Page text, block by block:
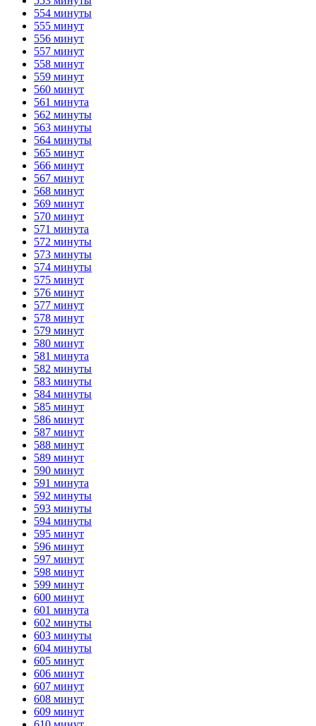
HANDY TIMERS
554 минуты
555 минут
556 минут
557 минут
558 минут
559 минут
560 минут
561 минута
562 минуты
563 минуты
564 минуты
565 минут
566 минут
567 минут
568 минут
569 минут
570 минут
571 минута
572 минуты
573 минуты
574 минуты
575 минут
576 минут
577 минут
578 минут
579 минут
580 минут
581 минута
582 минуты
583 минуты
584 минуты
585 минут
586 минут
587 минут
588 минут
589 минут
590 минут
591 минута
592 минуты
593 минуты
594 минуты
595 минут
596 минут
597 минут
598 минут
599 минут
600 минут
601 минута
602 минуты
603 минуты
604 минуты
605 минут
606 минут
607 минут
608 минут
609 минут